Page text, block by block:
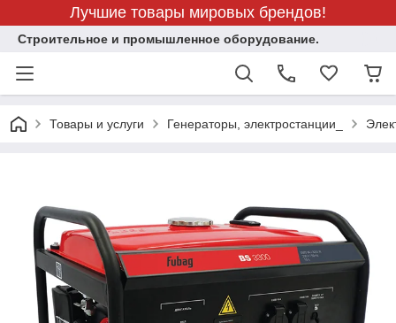
Лучшие товары мировых брендов!
Строительное и промышленное оборудование.
Товары и услуги Генераторы, электростанции_